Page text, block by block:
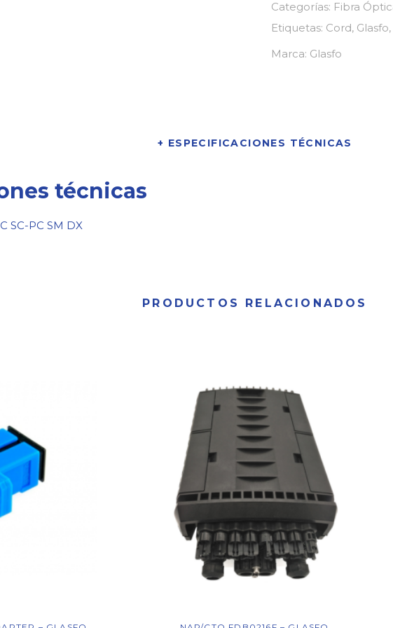
Categorías: Fibra
Etiquetas: Cord, Glasfo,
Marca: Glasfo
+ ESPECIFICACIONES TÉCNICAS
técnicas
SC-PC SM DX
PRODUCTOS RELACIONADOS